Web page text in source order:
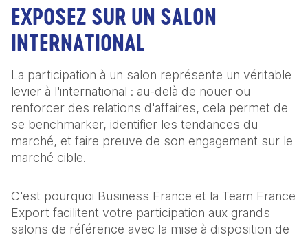
EXPOSEZ SUR UN SALON
INTERNATIONAL
La participation à un salon représente un véritable
levier à l'international : au-delà de nouer ou
renforcer des relations d'affaires, cela permet de
se benchmarker, identifier les tendances du
marché, et faire preuve de son engagement sur le
marché cible.
C'est pourquoi Business France et la Team France
Export facilitent votre participation aux grands
salons de référence avec la mise à disposition de